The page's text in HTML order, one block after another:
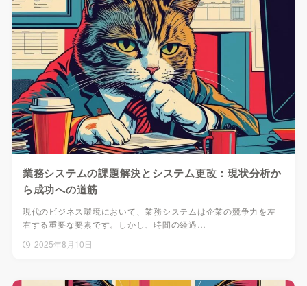
業務システムの課題解決とシステム更改：現状分析か
ら成功への道筋
現代のビジネス環境において、業務システムは企業の競争力を左
右する重要な要素です。しかし、時間の経過…
2025年8月10日